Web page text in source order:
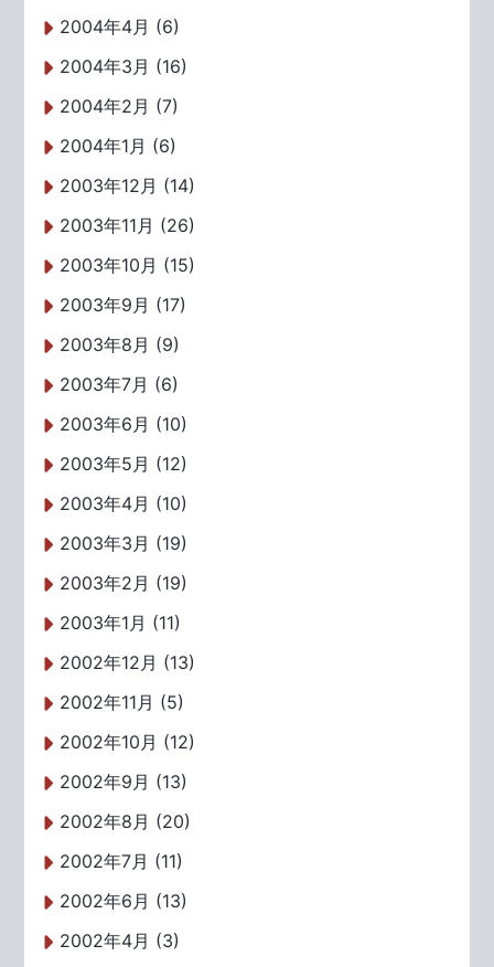
2004年4月 (6)
2004年3月 (16)
2004年2月 (7)
2004年1月 (6)
2003年12月 (14)
2003年11月 (26)
2003年10月 (15)
2003年9月 (17)
2003年8月 (9)
2003年7月 (6)
2003年6月 (10)
2003年5月 (12)
2003年4月 (10)
2003年3月 (19)
2003年2月 (19)
2003年1月 (11)
2002年12月 (13)
2002年11月 (5)
2002年10月 (12)
2002年9月 (13)
2002年8月 (20)
2002年7月 (11)
2002年6月 (13)
2002年4月 (3)